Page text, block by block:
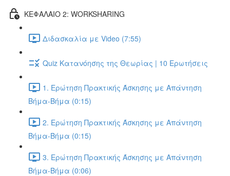
ΚΕΦΑΛΑΙΟ 2: WORKSHARING
Διδασκαλία με Video (7:55)
Quiz Κατανόησης της Θεωρίας | 10 Ερωτήσεις
1. Ερώτηση Πρακτικής Άσκησης με Απάντηση
Βήμα-Βήμα (0:15)
2. Ερώτηση Πρακτικής Άσκησης με Απάντηση
Βήμα-Βήμα (0:15)
3. Ερώτηση Πρακτικής Άσκησης με Απάντηση
Βήμα-Βήμα (0:06)